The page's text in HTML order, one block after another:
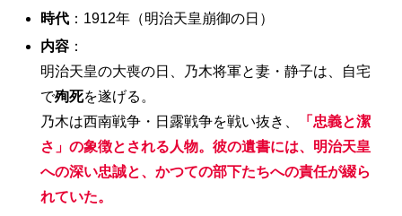
時代 ：1912年（明治天皇崩御の日）
内容 ：
明治天皇の大喪の日、乃木将軍と妻・静子は、自宅
で殉死を遂げる。
乃木は西南戦争・日露戦争を戦い抜き、
「忠義と潔
さ」の象徴とされる人物。彼の遺書には、明治天皇
への深い忠誠と、かつての部下たちへの責任が綴ら
れていた。